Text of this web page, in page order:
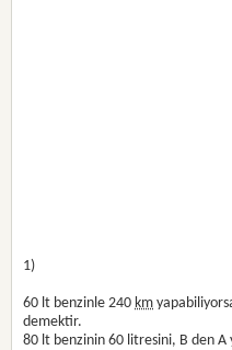
1)
60 lt benzinle 240 km
demektir.
80 lt benzinin 60 litresini, B den